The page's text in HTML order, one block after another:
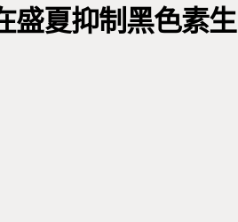
盛夏抑制黑色素生